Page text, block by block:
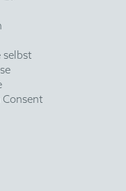
selbst
France (2013)